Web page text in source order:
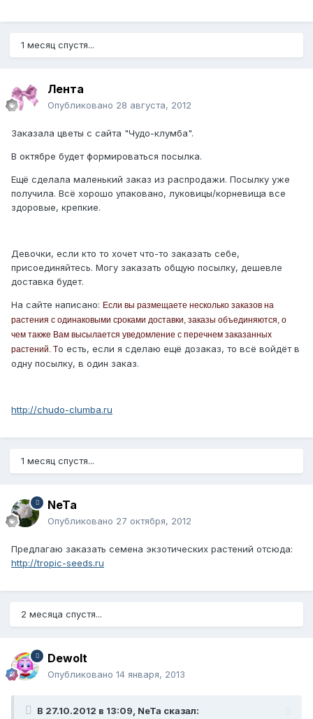
1 месяц спустя...
Лента
Опубликовано 28 августа, 2012
Заказала цветы с сайта "Чудо-клумба".
В октябре будет формироваться посылка.
Ещё сделала маленький заказ из распродажи. Посылку уже
получила. Всё хорошо упаковано, луковицы/корневища все
здоровые, крепкие.
Девочки, если кто то хочет что-то заказать себе,
присоединяйтесь. Могу заказать общую посылку, дешевле
доставка будет.
На сайте написано: Если вы размещаете несколько заказов на
растения с одинаковыми сроками доставки, заказы объединяются, о
чем также Вам высылается уведомление с перечнем заказанных
растений. То есть, если я сделаю ещё дозаказ, то всё войдёт в
одну посылку, в один заказ.
http://chudo-clumba.ru
1 месяц спустя...
NeTa
Опубликовано 27 октября, 2012
Предлагаю заказать семена экзотических растений отсюда:
http://tropic-seeds.ru
2 месяца спустя...
Dewolt
Опубликовано 14 января, 2013
В 27.10.2012 в 13:09, NeTa сказал: